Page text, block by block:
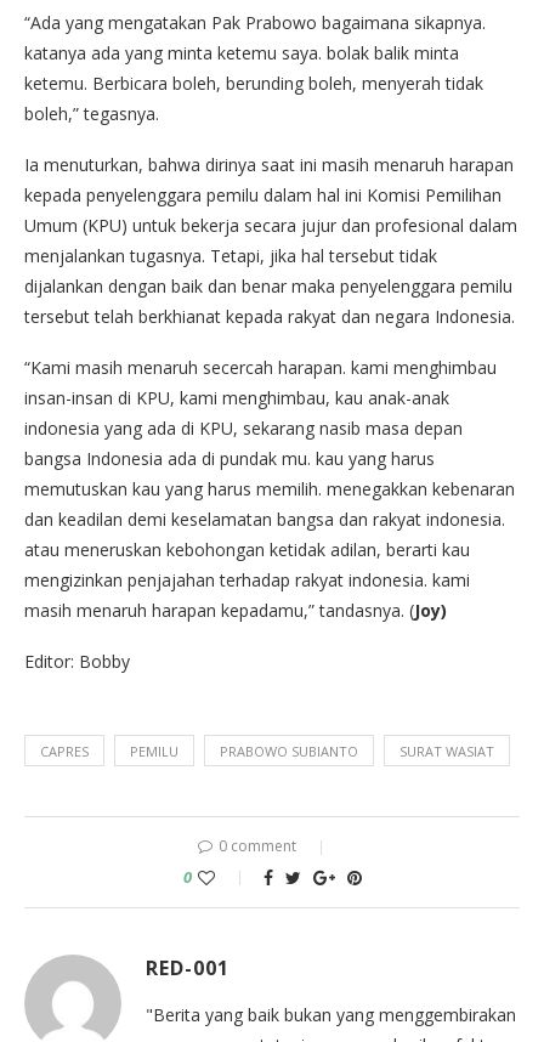
“Ada yang mengatakan Pak Prabowo bagaimana sikapnya.
katanya ada yang minta ketemu saya. bolak balik minta
ketemu. Berbicara boleh, berunding boleh, menyerah tidak
boleh,” tegasnya.
Ia menuturkan, bahwa dirinya saat ini masih menaruh harapan
kepada penyelenggara pemilu dalam hal ini Komisi Pemilihan
Umum (KPU) untuk bekerja secara jujur dan profesional dalam
menjalankan tugasnya. Tetapi, jika hal tersebut tidak
dijalankan dengan baik dan benar maka penyelenggara pemilu
tersebut telah berkhianat kepada rakyat dan negara Indonesia.
“Kami masih menaruh secercah harapan. kami menghimbau
insan-insan di KPU, kami menghimbau, kau anak-anak
indonesia yang ada di KPU, sekarang nasib masa depan
bangsa Indonesia ada di pundak mu. kau yang harus
memutuskan kau yang harus memilih. menegakkan kebenaran
dan keadilan demi keselamatan bangsa dan rakyat indonesia.
atau meneruskan kebohongan ketidak adilan, berarti kau
mengizinkan penjajahan terhadap rakyat indonesia. kami
masih menaruh harapan kepadamu,” tandasnya. (Joy)
Editor: Bobby
CAPRES PEMILU PRABOWO SUBIANTO SURAT WASIAT
0 comment
0
RED-001
"Berita yang baik bukan yang menggembirakan